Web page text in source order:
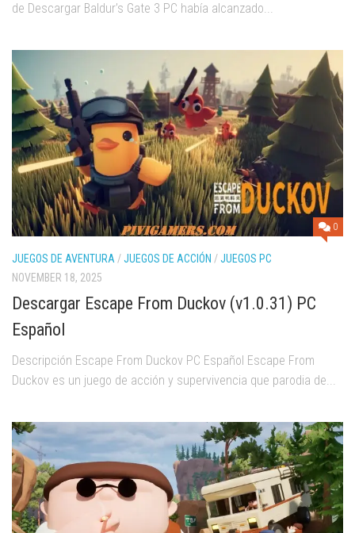
de Descargar Baldur’s Gate 3 PC había alcanzado...
0
JUEGOS DE AVENTURA /JUEGOS DE ACCIÓN /JUEGOS PC
NOVEMBER 18, 2025
Descargar Escape From Duckov (v1.0.31) PC
Español
Descripción Escape From Duckov PC Español Escape From
Duckov es un juego de acción y supervivencia que parodia de...